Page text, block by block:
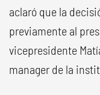
aclaró que la
previamente al
vicepresidente
manager de la